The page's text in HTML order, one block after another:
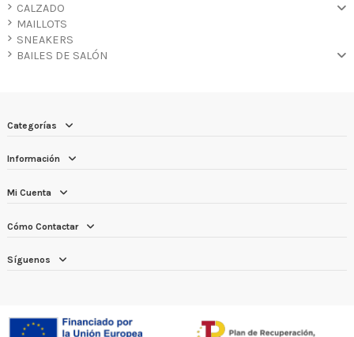
CALZADO
MAILLOTS
SNEAKERS
BAILES DE SALÓN
Categorías
Información
Mi Cuenta
Cómo Contactar
Síguenos